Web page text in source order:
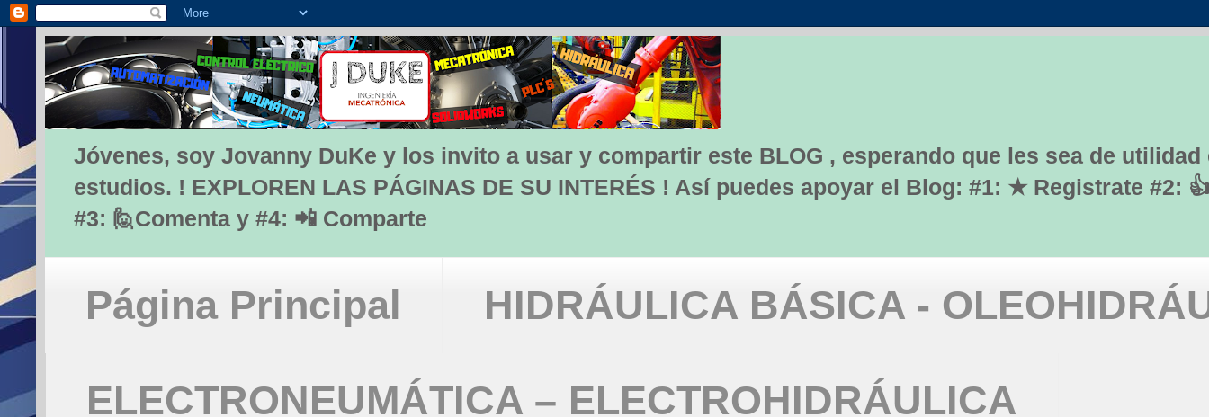
Jóvenes, soy Jovanny DuKe y los invito a usar y compartir este BLOG , esperando que les sea de utilidad
estudios. ! EXPLOREN LAS PÁGINAS DE SU INTERÉS ! Así puedes apoyar el Blog: #1: ★ Registrate #2:
#3: 🙋Comenta y #4: 📲 Comparte
Página Principal HIDRÁULICA BÁSICA -
ELECTRONEUMÁTICA – ELECTROHIDRÁULICA